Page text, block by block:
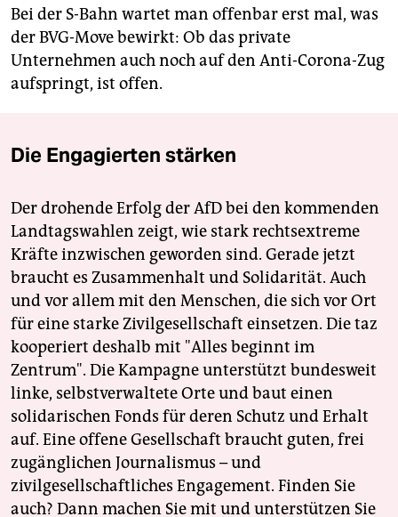
Bei der S-Bahn wartet man offenbar erst mal, was
der BVG-Move bewirkt: Ob das private
Unternehmen auch noch auf den Anti-Corona-Zug
aufspringt, ist offen.
Die Engagierten stärken
Der drohende Erfolg der AfD bei den kommenden
Landtagswahlen zeigt, wie stark rechtsextreme
Kräfte inzwischen geworden sind. Gerade jetzt
braucht es Zusammenhalt und Solidarität. Auch
und vor allem mit den Menschen, die sich vor Ort
für eine starke Zivilgesellschaft einsetzen. Die taz
kooperiert deshalb mit "Alles beginnt im
Zentrum". Die Kampagne unterstützt bundesweit
linke, selbstverwaltete Orte und baut einen
solidarischen Fonds für deren Schutz und Erhalt
auf. Eine offene Gesellschaft braucht guten, frei
zugänglichen Journalismus – und
zivilgesellschaftliches Engagement. Finden Sie
auch? Dann machen Sie mit und unterstützen Sie